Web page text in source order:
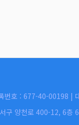
번호 : 677-40-00198
구 양천로 400-12, 6층